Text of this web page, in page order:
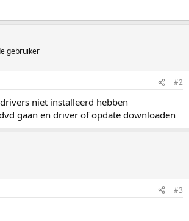
gebruiker
#2
niet installeerd hebben
gaan en driver of opdate downloaden
#3